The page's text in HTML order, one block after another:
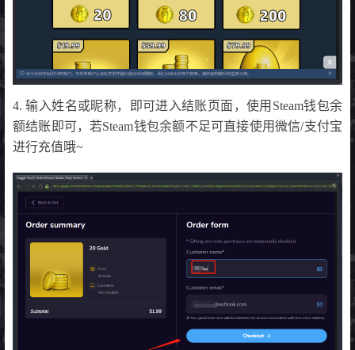
4. 输入姓名或昵称，即可进入结账页面，使用Steam钱包余
额结账即可，若Steam钱包余额不足可直接使用微信/支付宝
进行充值哦~